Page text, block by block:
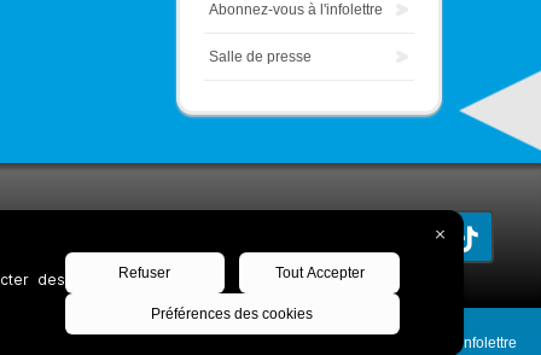
Abonnez-vous à l'infolettre
Salle de presse
Découvrez notre infolettre